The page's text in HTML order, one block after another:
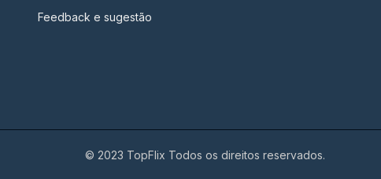
Feedback e sugestão
© 2023 TopFlix Todos os direitos reservados.